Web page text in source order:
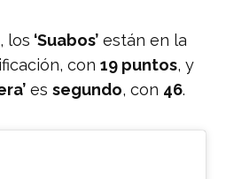
los ‘Suabos’ están en la
con19 puntos, y
essegundo, con 46.